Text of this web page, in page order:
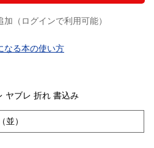
（ログインで利用可能）
なる本の使い方
ブレ 折れ 書込み
並）